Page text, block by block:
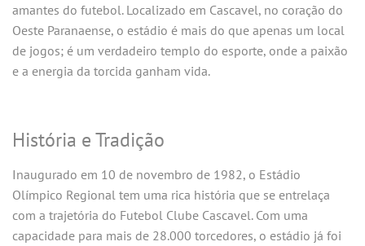
amantes do futebol. Localizado em Cascavel, no coração do
Oeste Paranaense, o estádio é mais do que apenas um local
de jogos; é um verdadeiro templo do esporte, onde a paixão
e a energia da torcida ganham vida.
História e Tradição
Inaugurado em 10 de novembro de 1982, o Estádio
Olímpico Regional tem uma rica história que se entrelaça
com a trajetória do Futebol Clube Cascavel. Com uma
capacidade para mais de 28.000 torcedores, o estádio já foi